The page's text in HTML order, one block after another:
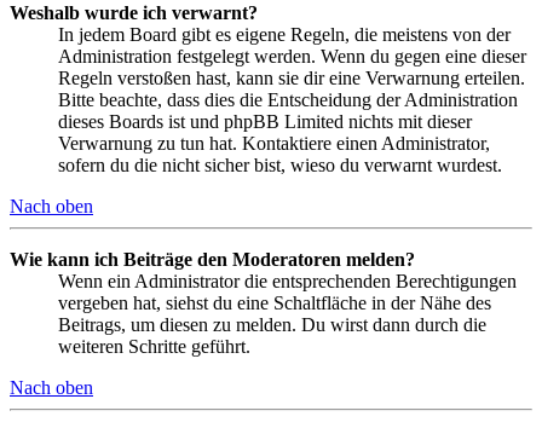
Weshalb wurde ich verwarnt?
In jedem Board gibt es eigene Regeln, die meistens von der
Administration festgelegt werden. Wenn du gegen eine dieser
Regeln verstoßen hast, kann sie dir eine Verwarnung erteilen.
Bitte beachte, dass dies die Entscheidung der Administration
dieses Boards ist und phpBB Limited nichts mit dieser
Verwarnung zu tun hat. Kontaktiere einen Administrator,
sofern du die nicht sicher bist, wieso du verwarnt wurdest.
Nach oben
Wie kann ich Beiträge den Moderatoren melden?
Wenn ein Administrator die entsprechenden Berechtigungen
vergeben hat, siehst du eine Schaltfläche in der Nähe des
Beitrags, um diesen zu melden. Du wirst dann durch die
weiteren Schritte geführt.
Nach oben